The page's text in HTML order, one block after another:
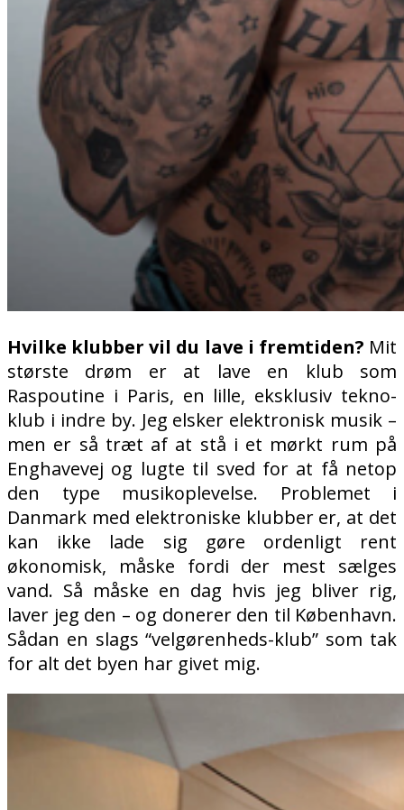
Hvilke klubber vil du lave i fremtiden? Mit
største drøm er at lave en klub som
Raspoutine i Paris, en lille, eksklusiv tekno-
klub i indre by. Jeg elsker elektronisk musik –
men er så træt af at stå i et mørkt rum på
Enghavevej og lugte til sved for at få netop
den type musikoplevelse. Problemet i
Danmark med elektroniske klubber er, at det
kan ikke lade sig gøre ordenligt rent
økonomisk, måske fordi der mest sælges
vand. Så måske en dag hvis jeg bliver rig,
laver jeg den – og donerer den til København.
Sådan en slags “velgørenheds-klub” som tak
for alt det byen har givet mig.